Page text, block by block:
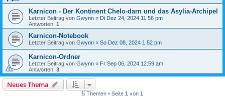
Karnicon - Der Kontinent Chelo-darn und das Asylia-Archipel
Letzter Beitrag von Gwynn « Di Dez 24, 2024 11:56 pm
Antworten: 1
Karnicon-Notebook
Letzter Beitrag von Gwynn « So Dez 08, 2024 1:52 pm
Karnicon-Ordner
Letzter Beitrag von Gwynn « Fr Sep 06, 2024 12:59 am
Antworten: 3
Neues Thema
5 Themen • Seite 1 von 1